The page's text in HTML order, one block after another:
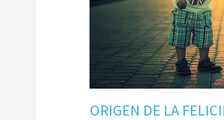
ORIGEN DE LA